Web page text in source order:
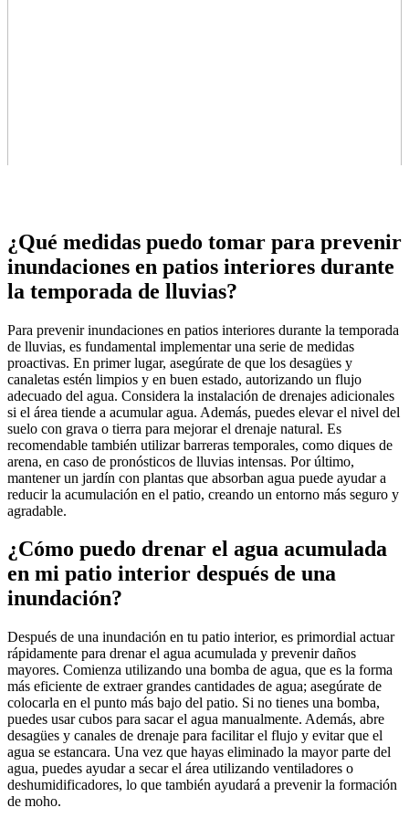
¿Qué medidas puedo tomar para prevenir
inundaciones en patios interiores durante
la temporada de lluvias?
Para prevenir inundaciones en patios interiores durante la temporada
de lluvias, es fundamental implementar una serie de medidas
proactivas. En primer lugar, asegúrate de que los desagües y
canaletas estén limpios y en buen estado, autorizando un flujo
adecuado del agua. Considera la instalación de drenajes adicionales
si el área tiende a acumular agua. Además, puedes elevar el nivel del
suelo con grava o tierra para mejorar el drenaje natural. Es
recomendable también utilizar barreras temporales, como diques de
arena, en caso de pronósticos de lluvias intensas. Por último,
mantener un jardín con plantas que absorban agua puede ayudar a
reducir la acumulación en el patio, creando un entorno más seguro y
agradable.
¿Cómo puedo drenar el agua acumulada
en mi patio interior después de una
inundación?
Después de una inundación en tu patio interior, es primordial actuar
rápidamente para drenar el agua acumulada y prevenir daños
mayores. Comienza utilizando una bomba de agua, que es la forma
más eficiente de extraer grandes cantidades de agua; asegúrate de
colocarla en el punto más bajo del patio. Si no tienes una bomba,
puedes usar cubos para sacar el agua manualmente. Además, abre
desagües y canales de drenaje para facilitar el flujo y evitar que el
agua se estancara. Una vez que hayas eliminado la mayor parte del
agua, puedes ayudar a secar el área utilizando ventiladores o
deshumidificadores, lo que también ayudará a prevenir la formación
de moho.